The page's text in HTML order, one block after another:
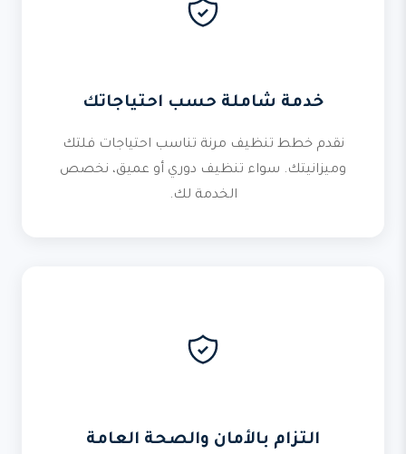
خدمة شاملة حسب احتياجاتك
نقدم خطط تنظيف مرنة تناسب احتياجات فلتك
وميزانيتك. سواء تنظيف دوري أو عميق، نخصص
الخدمة لك.
التزام بالأمان والصحة العامة